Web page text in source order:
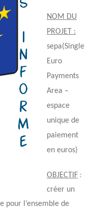
NOM DU
PROJET :
sepa(Single
Euro
Payments
Area –
espace
unique de
paiement
en euros)
OBJECTIF :
créer un
pour l’ensemble de